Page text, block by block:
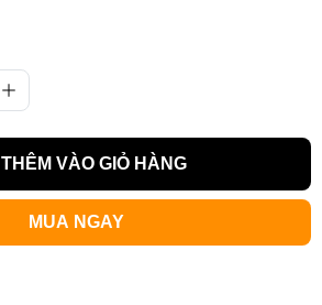
THÊM VÀO GIỎ HÀNG
MUA NGAY